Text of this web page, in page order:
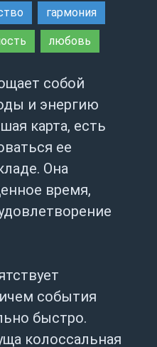
гармония
любовь
собой
и энергию
карта, есть
ее
Она
время,
события
быстро.
колоссальная